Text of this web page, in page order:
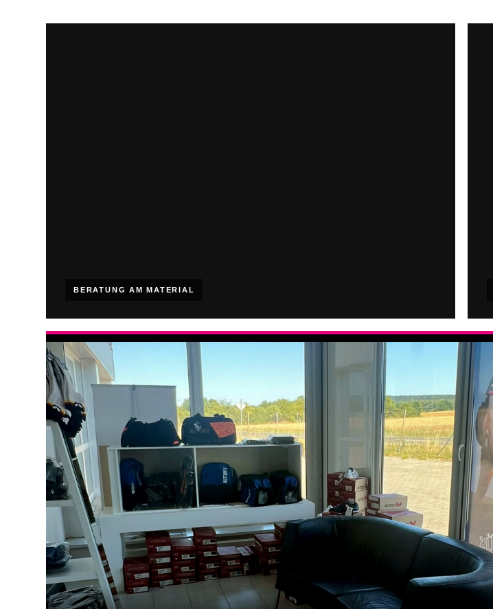
BERATUNG AM MATERIAL